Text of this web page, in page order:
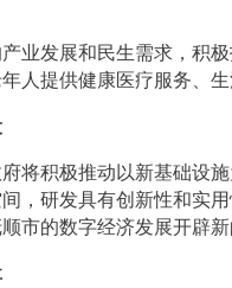
业发展和民生需求，积
人提供健康医疗服务、
将积极推动以新基础设
，研发具有创新性和实
市的数字经济发展开辟